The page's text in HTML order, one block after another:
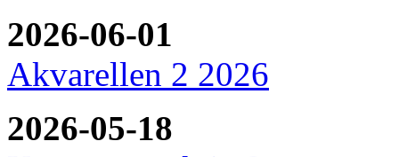
2026-06-01
Akvarellen 2 2026
2026-05-18